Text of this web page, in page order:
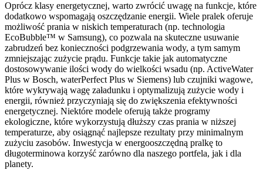
Oprócz klasy energetycznej, warto zwrócić uwagę na funkcje, które
dodatkowo wspomagają oszczędzanie energii. Wiele pralek oferuje
możliwość prania w niskich temperaturach (np. technologia
EcoBubble™ w Samsung), co pozwala na skuteczne usuwanie
zabrudzeń bez konieczności podgrzewania wody, a tym samym
zmniejszając zużycie prądu. Funkcje takie jak automatyczne
dostosowywanie ilości wody do wielkości wsadu (np. ActiveWater
Plus w Bosch, waterPerfect Plus w Siemens) lub czujniki wagowe,
które wykrywają wagę załadunku i optymalizują zużycie wody i
energii, również przyczyniają się do zwiększenia efektywności
energetycznej. Niektóre modele oferują także programy
ekologiczne, które wykorzystują dłuższy czas prania w niższej
temperaturze, aby osiągnąć najlepsze rezultaty przy minimalnym
zużyciu zasobów. Inwestycja w energooszczędną pralkę to
długoterminowa korzyść zarówno dla naszego portfela, jak i dla
planety.